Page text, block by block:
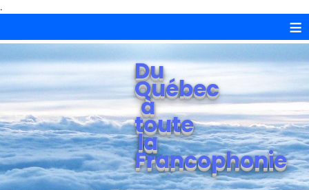
.
≡
Du
Québec
à
toute
la
Francophonie